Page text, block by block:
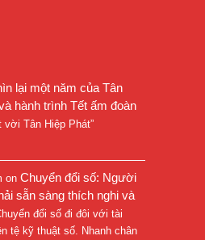
lại một năm của Tân
hành trình Tết ấm đoàn
vời Tân Hiệp Phát”
on Chuyển đổi số: Người
sẵn sàng thích nghi và
đổi số đi đôi với tài
tệ kỹ thuật số. Nhanh chân